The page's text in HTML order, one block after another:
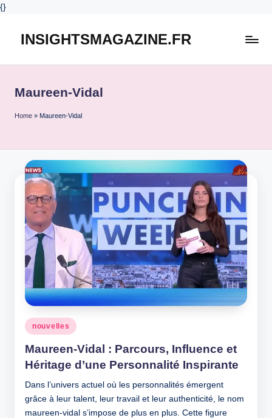
{}
INSIGHTSMAGAZINE.FR
Maureen-Vidal
Home » Maureen-Vidal
Posted
in
nouvelles
Maureen-Vidal : Parcours, Influence et
Héritage d’une Personnalité Inspirante
Dans l’univers actuel où les personnalités émergent
grâce à leur talent, leur travail et leur authenticité, le nom
maureen-vidal s’impose de plus en plus. Cette figure